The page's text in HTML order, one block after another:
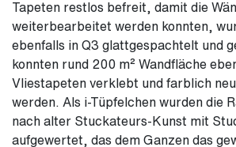
Tapeten restlos befreit, damit die
weiterbearbeitet werden konnten,
ebenfalls in Q3 glattgespachtelt und
konnten rund 200 m² Wandfläche
Vliestapeten verklebt und farblich
werden. Als i-Tüpfelchen wurden die
nach alter Stuckateurs-Kunst mit
aufgewertet, das dem Ganzen das